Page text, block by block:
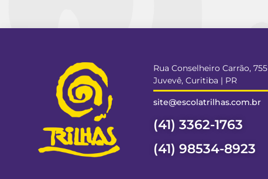
Rua Conselheiro Carrão, 755
Juvevê, Curitiba | PR
site@escolatrilhas.com.br
(41) 3362-1763
(41) 98534-8923